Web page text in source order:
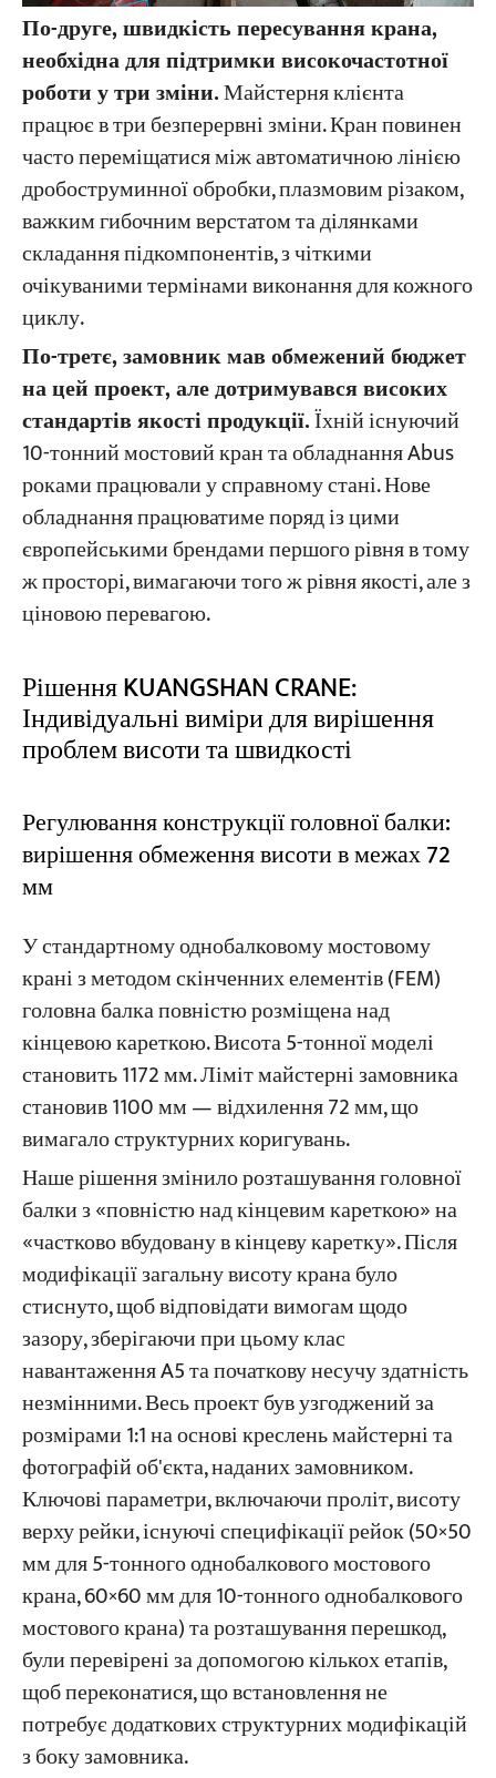
По-друге, швидкість пересування крана,
необхідна для підтримки високочастотної
роботи у три зміни.Майстерня клієнта
працює в три безперервні зміни. Кран повинен
часто переміщатися між автоматичною лінією
дробоструминної обробки, плазмовим різаком,
важким гибочним верстатом та ділянками
складання підкомпонентів, з чіткими
очікуваними термінами виконання для кожного
циклу.
По-третє, замовник мав обмежений бюджет
на цей проект, але дотримувався високих
стандартів якості продукції.Їхній існуючий
10-тонний мостовий кран та обладнання Abus
роками працювали у справному стані. Нове
обладнання працюватиме поряд із цими
європейськими брендами першого рівня в тому
ж просторі, вимагаючи того ж рівня якості, але з
ціновою перевагою.
Рішення KUANGSHAN CRANE:
Індивідуальні виміри для вирішення
проблем висоти та швидкості
Регулювання конструкції головної балки:
вирішення обмеження висоти в межах 72
мм
У стандартному однобалковому мостовому
крані з методом скінченних елементів (FEM)
головна балка повністю розміщена над
кінцевою кареткою. Висота 5-тонної моделі
становить 1172 мм. Ліміт майстерні замовника
становив 1100 мм — відхилення 72 мм, що
вимагало структурних коригувань.
Наше рішення змінило розташування головної
балки з «повністю над кінцевим кареткою» на
«частково вбудовану в кінцеву каретку». Після
модифікації загальну висоту крана було
стиснуто, щоб відповідати вимогам щодо
зазору, зберігаючи при цьому клас
навантаження A5 та початкову несучу здатність
незмінними. Весь проект був узгоджений за
розмірами 1:1 на основі креслень майстерні та
фотографій об'єкта, наданих замовником.
Ключові параметри, включаючи проліт, висоту
верху рейки, існуючі специфікації рейок (50×50
мм для 5-тонного однобалкового мостового
крана, 60×60 мм для 10-тонного однобалкового
мостового крана) та розташування перешкод,
були перевірені за допомогою кількох етапів,
щоб переконатися, що встановлення не
потребує додаткових структурних модифікацій
з боку замовника.